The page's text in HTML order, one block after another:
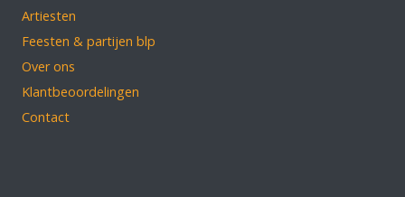
Artiesten
Feesten & partijen blp
Over ons
Klantbeoordelingen
Contact